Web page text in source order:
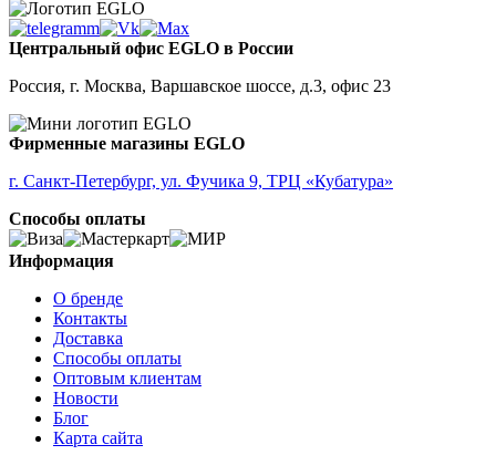
Центральный офис EGLO в России
Россия, г. Москва, Варшавское шоссе, д.3, офис 23
Фирменные магазины EGLO
г. Санкт-Петербург, ул. Фучика 9, ТРЦ «Кубатура»
Способы оплаты
Информация
О бренде
Контакты
Доставка
Способы оплаты
Оптовым клиентам
Новости
Блог
Карта сайта